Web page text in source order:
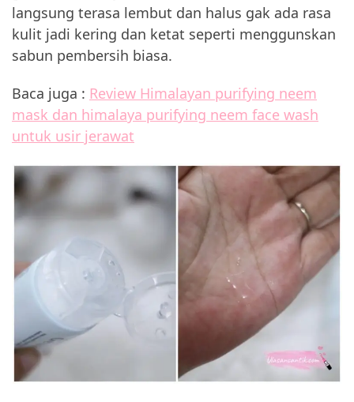
langsung terasa lembut dan halus gak ada rasa
kulit jadi kering dan ketat seperti menggunskan
sabun pembersih biasa.
Baca juga : Review Himalayan purifying neem
mask dan himalaya purifying neem face wash
untuk usir jerawat